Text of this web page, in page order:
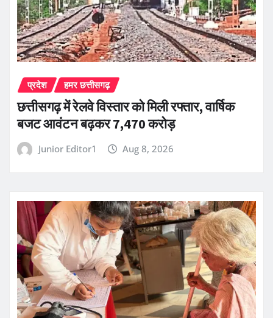
प्रदेश हमर छत्तीसगढ़
छत्तीसगढ़ में रेलवे विस्तार को मिली रफ्तार, वार्षिक
बजट आवंटन बढ़कर 7,470 करोड़
Junior Editor1 Aug 8, 2026